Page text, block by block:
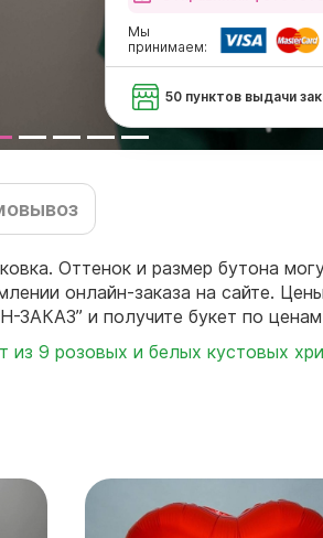
Мы
принимаем:
50 пунктов выдачи
Оттенок и размер бутона
онлайн-заказа на сайте.
и получите букет по ценам
из 9 розовых и белых кустовых